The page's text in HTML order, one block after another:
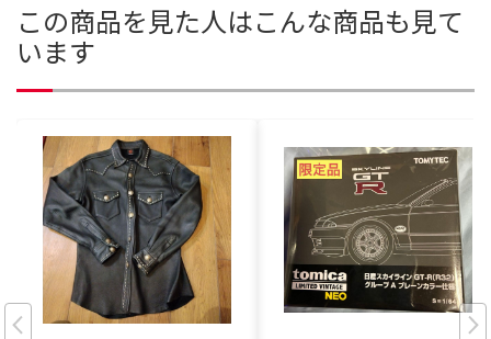
この商品を見た人はこんな商品も見て
います